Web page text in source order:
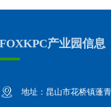
FOXKPC产业园信息
地址：昆山市花桥镇蓬